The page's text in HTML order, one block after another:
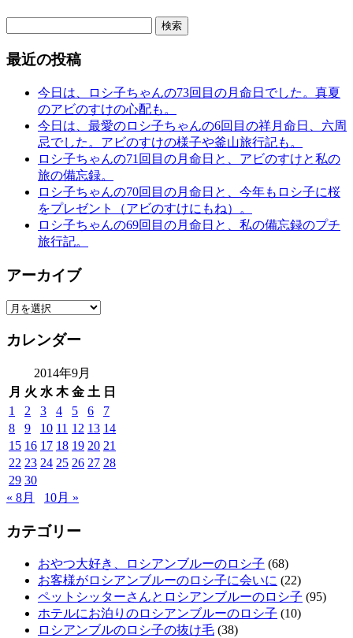
最近の投稿
今日は、ロシ子ちゃんの73回目の月命日でした。真夏
のアビのすけの心配も。
今日は、最愛のロシ子ちゃんの6回目の祥月命日、六周
忌でした。アビのすけの様子や釜山旅行記も。
ロシ子ちゃんの71回目の月命日と、アビのすけと私の
旅の備忘録。
ロシ子ちゃんの70回目の月命日と、今年もロシ子に桜
をプレゼント（アビのすけにもね）。
ロシ子ちゃんの69回目の月命日と、私の備忘録のプチ
旅行記。
アーカイブ
ア
カ
カレンダー
2014年9月
月 火 水 木 金 土 日
1
2 3 4 5 6
7
8
9 10 11 12 13 14
15 16 17 18 19 20 21
22 23 24 25 26 27 28
29 30
« 8月
10月 »
カテゴリー
おやつ大好き、ロシアンブルーのロシ子 (68)
お客様がロシアンブルーのロシ子に会いに (22)
ペットシッターさんとロシアンブルーのロシ子 (95)
ホテルにお泊りのロシアンブルーのロシ子 (10)
ロシアンブルのロシ子の抜け毛 (38)